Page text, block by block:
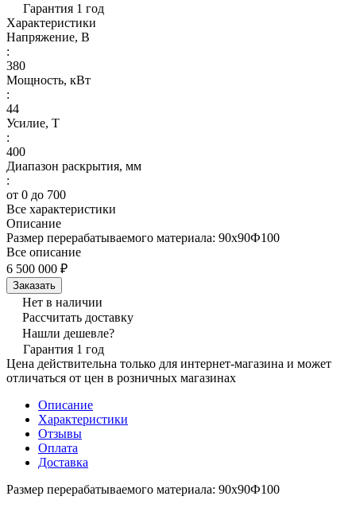
Гарантия 1 год
Характеристики
Напряжение, В
:
380
Мощность, кВт
:
44
Усилие, Т
:
400
Диапазон раскрытия, мм
:
от 0 до 700
Все характеристики
Описание
Размер перерабатываемого материала: 90х90Ф100
Все описание
6 500 000 ₽
Заказать
Нет в наличии
Рассчитать доставку
Нашли дешевле?
Гарантия 1 год
Цена действительна только для интернет-магазина и может
отличаться от цен в розничных магазинах
Описание
Характеристики
Отзывы
Оплата
Доставка
Размер перерабатываемого материала: 90х90Ф100